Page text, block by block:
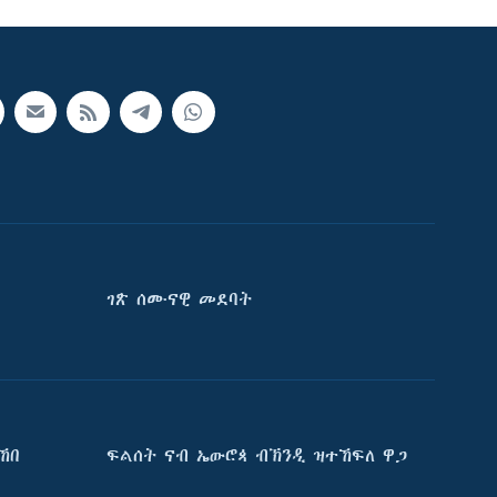
ገጽ ሰሙናዊ መደባት
ፍልሰት ናብ ኤውሮጳ ብኽንዲ ዝተኸፍለ ዋጋ